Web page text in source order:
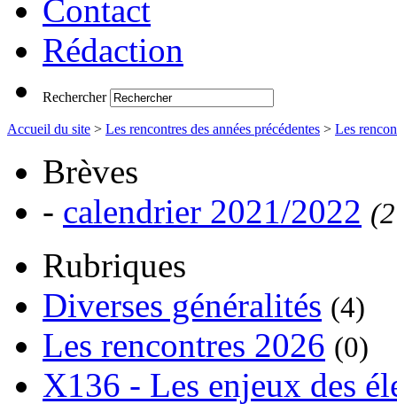
Contact
Rédaction
Rechercher
Accueil du site > Les rencontres des années précédentes > Les
Brèves
- calendrier 2021/2022
Rubriques
Diverses généralités (4)
Les rencontres 2026 (0)
X136 - Les enjeux des